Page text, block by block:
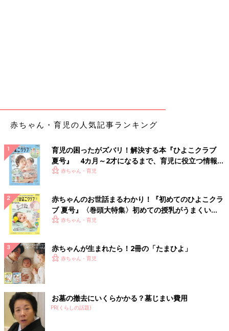
赤ちゃん・育児の人気記事ランキング
育児の困ったがズバリ！解決する本『ひよこクラブ
夏号』 4カ月～2才になるまで、育児に役立つ情報が
いっぱい！
赤ちゃん・育児
赤ちゃんのお世話まるわかり！『初めてのひよこクラ
ブ 夏号』〈巻頭大特集〉初めての授乳がうまくい
く！ おっぱい・ミルクの基本と夏のトラブル 解決テ
赤ちゃん・育児
赤ちゃんが生まれたら！2冊の「たまひよ」
赤ちゃん・育児
お墓の撤去にいくらかかる？墓じまい費用
PR(くらしの話題)